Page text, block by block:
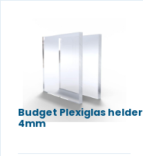
Budget Plexiglas helder
4mm